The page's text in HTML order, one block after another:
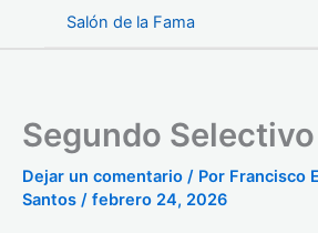
Salón de la Fama
Segundo Selectivo
Dejar un comentario / Por Francisco
Santos / febrero 24, 2026